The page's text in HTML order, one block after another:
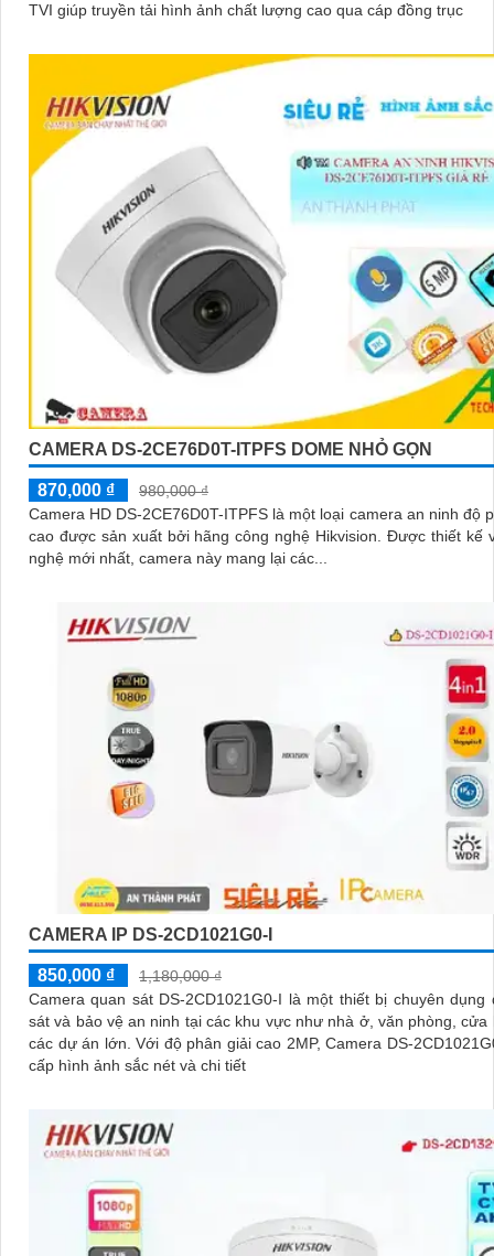
TVI giúp truyền tải hình ảnh chất lượng cao qua cáp đồng trục
CAMERA DS-2CE76D0T-ITPFS DOME NHỎ GỌN
870,000 ₫
980,000 ₫
Camera HD DS-2CE76D0T-ITPFS là một loại camera an ninh độ
cao được sản xuất bởi hãng công nghệ Hikvision. Được thiết kế với công
nghệ mới nhất, camera này mang lại các...
CAMERA IP DS-2CD1021G0-I
850,000 ₫
1,180,000 ₫
Camera quan sát DS-2CD1021G0-I là một thiết bị chuyên dụng
sát và bảo vệ an ninh tại các khu vực như nhà ở, văn phòng, cửa
các dự án lớn. Với độ phân giải cao 2MP, Camera DS-2CD1021G0-I cung
cấp hình ảnh sắc nét và chi tiết